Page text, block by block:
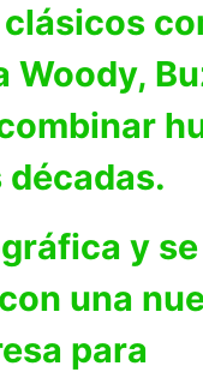
Woody,
y se
una
para